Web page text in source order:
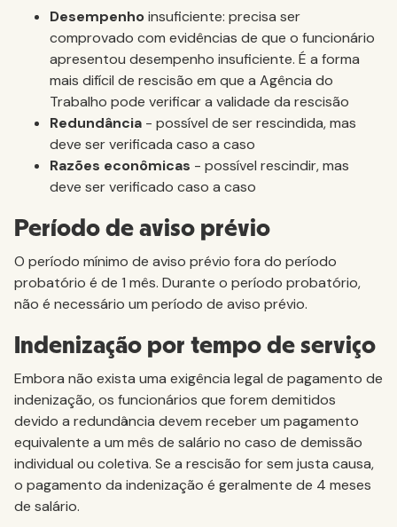
Desempenhoinsuficiente: precisa ser
comprovado com evidências de que o funcionário
apresentou desempenho insuficiente. É a forma
mais difícil de rescisão em que a Agência do
Trabalho pode verificar a validade da rescisão
Redundância - possível de ser rescindida, mas
deve ser verificada caso a caso
Razões econômicas - possível rescindir, mas
deve ser verificado caso a caso
Período de aviso prévio
O período mínimo de aviso prévio fora do período
probatório é de 1 mês. Durante o período probatório,
não é necessário um período de aviso prévio.
Indenização por tempo de serviço
Embora não exista uma exigência legal de pagamento de
indenização, os funcionários que forem demitidos
devido a redundância devem receber um pagamento
equivalente a um mês de salário no caso de demissão
individual ou coletiva. Se a rescisão for sem justa causa,
o pagamento da indenização é geralmente de 4 meses
de salário.